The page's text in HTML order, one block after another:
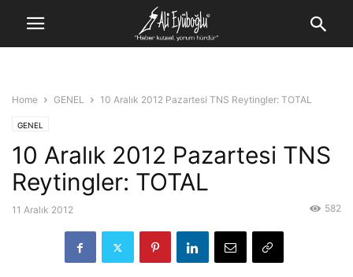
Home GENEL 10 Aralık 2012 Pazartesi TNS Reytingler: TOTAL
GENEL
10 Aralık 2012 Pazartesi TNS
Reytingler: TOTAL
11 Aralık 2012 582